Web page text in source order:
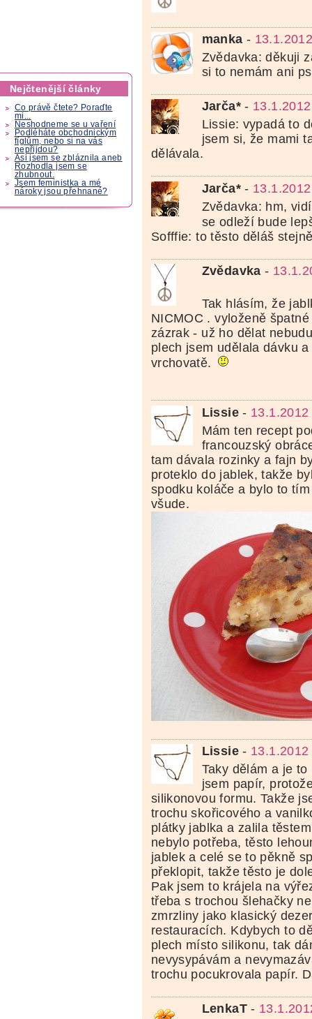
Nejčtenější články
Co právě čtete? Poraďte
mi...
Neshodneme se u vaření
Podléháte obchodnickým
fíglům, nebo si na vás
nepřijdou?
Asi jsem se zbláznila aneb
Rozhodla jsem se
zhubnout.
Jsem feministka a mé
nároky jsou přehnané?
manka -
Zvědavka: děkuji
si to nemám ani
Jarča*-
Lissie: vypadá to
jsem si, že mami
dělávala.
Jarča*-
Zvědavka: hm,
se odleží bude
Sofffie: to těsto děláš
Zvědavka -
Tak hlásím, že
NICMOC . vyloženě
zázrak - už ho dělat
plech jsem udělala dávku
vrchovatě.
Lissie- 13.1.2012
Mám ten recept
francouzský
tam dávala rozinky a fajn
proteklo do jablek, takže
spodku koláče a bylo to
všude.
Lissie-
Taky dělám a je
jsem papír,
silikonovou formu. Takže
trochu skořicového a
plátky jablka a zalila
nebylo potřeba, těsto
jablek a celé se to pěkně
překlopit, takže těsto je
Pak jsem to krájela na
třeba s trochou šlehačky
zmrzliny jako klasický
restauracích. Kdybych to
plech místo silikonu, tak
nevysypávám a
trochu pocukrovala papír.
LenkaT-